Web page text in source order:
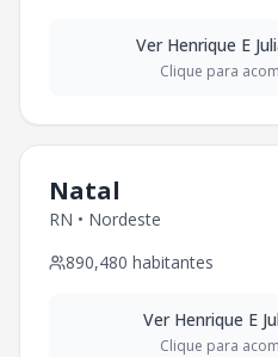
Ver Henrique E
Clique para
Natal
RN • Nordeste
890,480 habitantes
Ver Henrique E
Clique para